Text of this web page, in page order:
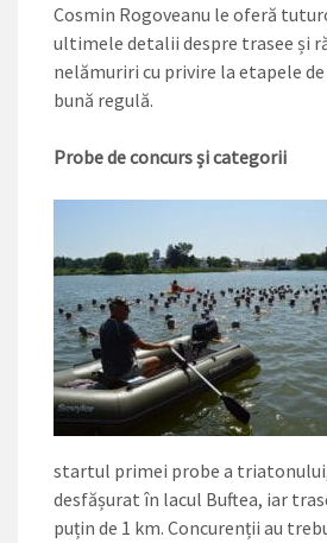
Cosmin Rogoveanu le oferă
ultimele detalii despre trasee și
nelămuriri cu privire la etapele
bună regulă.
Probe de concurs și categorii
startul primei probe a triatonului,
desfășurat în lacul Buftea, iar
puțin de 1 km. Concurenții au